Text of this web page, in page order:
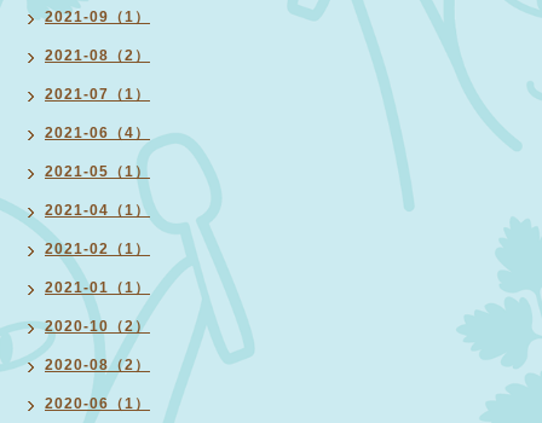
2021-09（1）
2021-08（2）
2021-07（1）
2021-06（4）
2021-05（1）
2021-04（1）
2021-02（1）
2021-01（1）
2020-10（2）
2020-08（2）
2020-06（1）